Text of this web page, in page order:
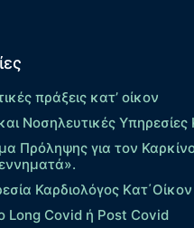
πράξεις κατ’ οίκον
Νοσηλευτικές Υπηρεσίες
Πρόληψης για τον
Καρδιολόγος Kατ΄Οίκον
Long Covid ή Post Covid